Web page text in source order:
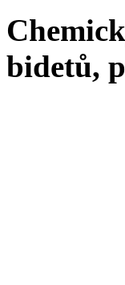
bidetů,